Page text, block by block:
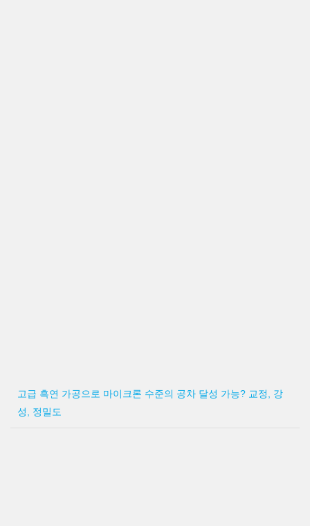
고급 흑연 가공으로 마이크론 수준의 공차 달성 가능? 교정, 강
성, 정밀도